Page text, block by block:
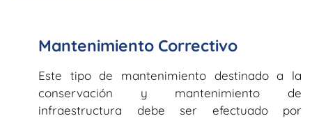
Mantenimiento Correctivo
Este tipo de mantenimiento destinado a la
conservación y mantenimiento de
infraestructura debe ser efectuado por